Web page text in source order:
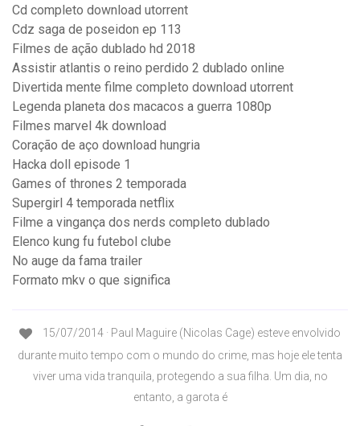
Cd completo download utorrent
Cdz saga de poseidon ep 113
Filmes de ação dublado hd 2018
Assistir atlantis o reino perdido 2 dublado online
Divertida mente filme completo download utorrent
Legenda planeta dos macacos a guerra 1080p
Filmes marvel 4k download
Coração de aço download hungria
Hacka doll episode 1
Games of thrones 2 temporada
Supergirl 4 temporada netflix
Filme a vingança dos nerds completo dublado
Elenco kung fu futebol clube
No auge da fama trailer
Formato mkv o que significa
15/07/2014 · Paul Maguire (Nicolas Cage) esteve envolvido
durante muito tempo com o mundo do crime, mas hoje ele tenta
viver uma vida tranquila, protegendo a sua filha. Um dia, no
entanto, a garota é